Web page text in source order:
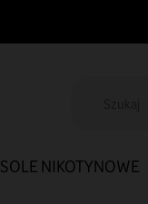
SOLE NIKOTYNOWE